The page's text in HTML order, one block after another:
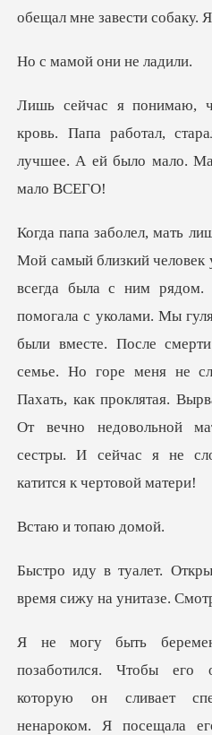
ой они н
Папа работал,
лучшее. А
огала с уколами. Мы
были вместе. После
семье. Но горе меня не
Пахать, как
и топа
вр
которую он сливает
ненарок